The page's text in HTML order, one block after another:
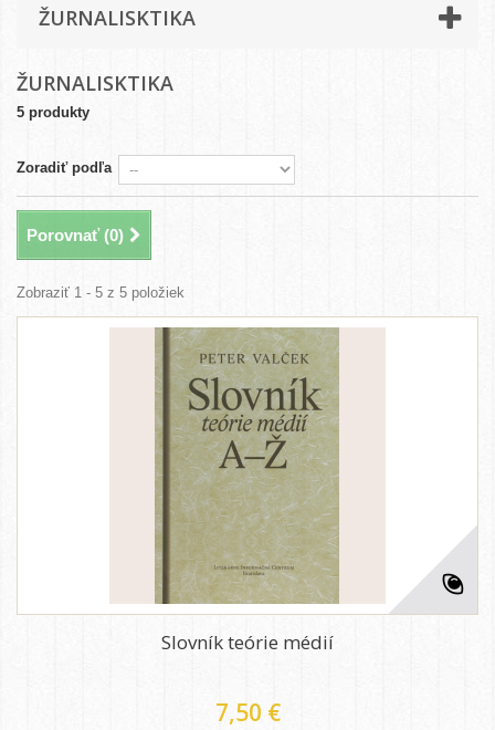
ŽURNALISKTIKA
ŽURNALISKTIKA
5 produkty
Zoradiť podľa
Porovnať (0)
Zobraziť 1 - 5 z 5 položiek
Slovník teórie médií
7,50 €